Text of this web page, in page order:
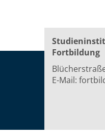
Fortbildung
E-Mail: